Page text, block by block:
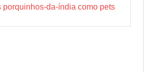
porquinhos-da-índia como pets